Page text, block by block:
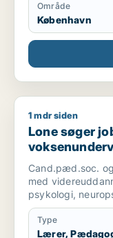
Område
København
Lone søger job
1 mdr siden
Lone søger
Cand.pæd.soc.
med
psykologi,
intervention. Har
undervisning,
Type
Lærer,